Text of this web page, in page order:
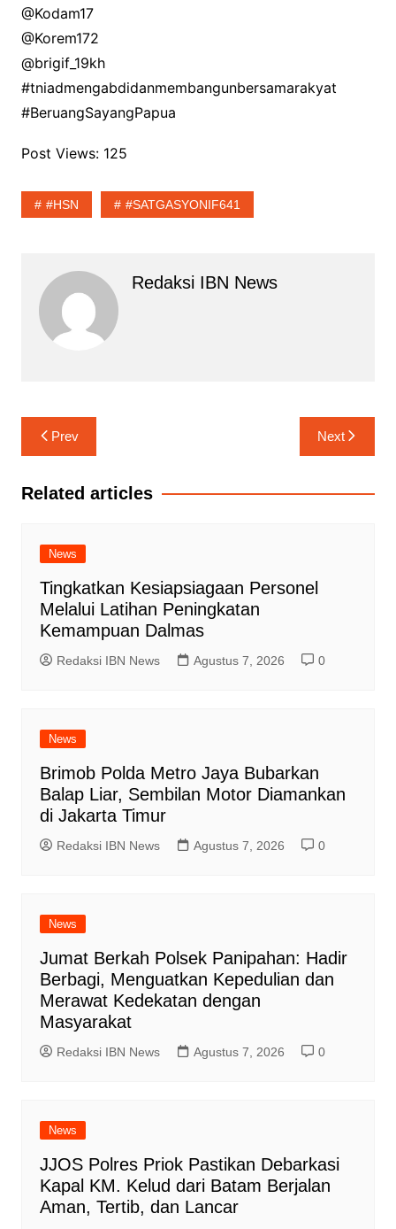
@Kodam17
@Korem172
@brigif_19kh
#tniadmengabdidanmembangunbersamarakyat
#BeruangSayangPapua
Post Views: 125
#HSN #SATGASYONIF641
Redaksi IBN News
Navigasi
pos
Prev Next
Related articles
News
Tingkatkan Kesiapsiagaan Personel
Melalui Latihan Peningkatan
Kemampuan Dalmas
Redaksi IBN News Agustus 7, 2026 0
News
Brimob Polda Metro Jaya Bubarkan
Balap Liar, Sembilan Motor Diamankan
di Jakarta Timur
Redaksi IBN News Agustus 7, 2026 0
News
Jumat Berkah Polsek Panipahan: Hadir
Berbagi, Menguatkan Kepedulian dan
Merawat Kedekatan dengan
Masyarakat
Redaksi IBN News Agustus 7, 2026 0
News
JJOS Polres Priok Pastikan Debarkasi
Kapal KM. Kelud dari Batam Berjalan
Aman, Tertib, dan Lancar